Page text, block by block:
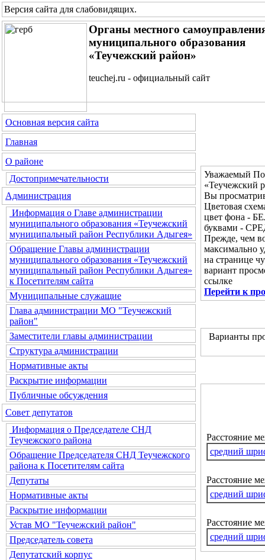
Версия сайта для слабовидящих.
Органы местного
муниципального образования
«Теучежский район»
teuchej.ru - официальный сайт
Основная версия сайта
Главная
О районе
Достопримечательности
Администрация
Информация о Главе администрации
муниципального образования «Теучежский
муниципальный район Республики Адыгея»
Обращение Главы администрации
муниципального образования «Теучежский
муниципальный район Республики Адыгея»
к Посетителям сайта
Муниципальные служащие
Глава администрации МО "Теучежский
район"
Заместители главы администрации
Структура администрации
Нормативные акты
Раскрытие информации
Публичные обсуждения
Совет депутатов
Информация о Председателе СНД
Теучежского района
Обращение Председателя СНД Теучежского
района к Посетителям сайта
Депутаты
Нормативные акты
Раскрытие информации
Устав МО "Теучежский район"
Председатель совета
Депутатский корпус
Уважаемый
«Теучежский
Вы
Цветовая
цвет фона -
буквами -
Прежде, чем
максимально
на странице
вариант
ссылке
Перейти к
Варианты
Расстояние
средний
Расстояние
средний
Расстояние
средний